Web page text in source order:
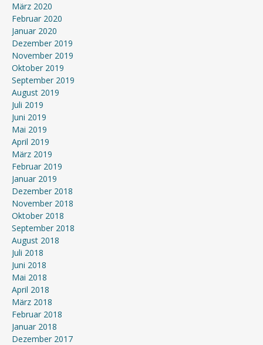
März 2020
Februar 2020
Januar 2020
Dezember 2019
November 2019
Oktober 2019
September 2019
August 2019
Juli 2019
Juni 2019
Mai 2019
April 2019
März 2019
Februar 2019
Januar 2019
Dezember 2018
November 2018
Oktober 2018
September 2018
August 2018
Juli 2018
Juni 2018
Mai 2018
April 2018
März 2018
Februar 2018
Januar 2018
Dezember 2017